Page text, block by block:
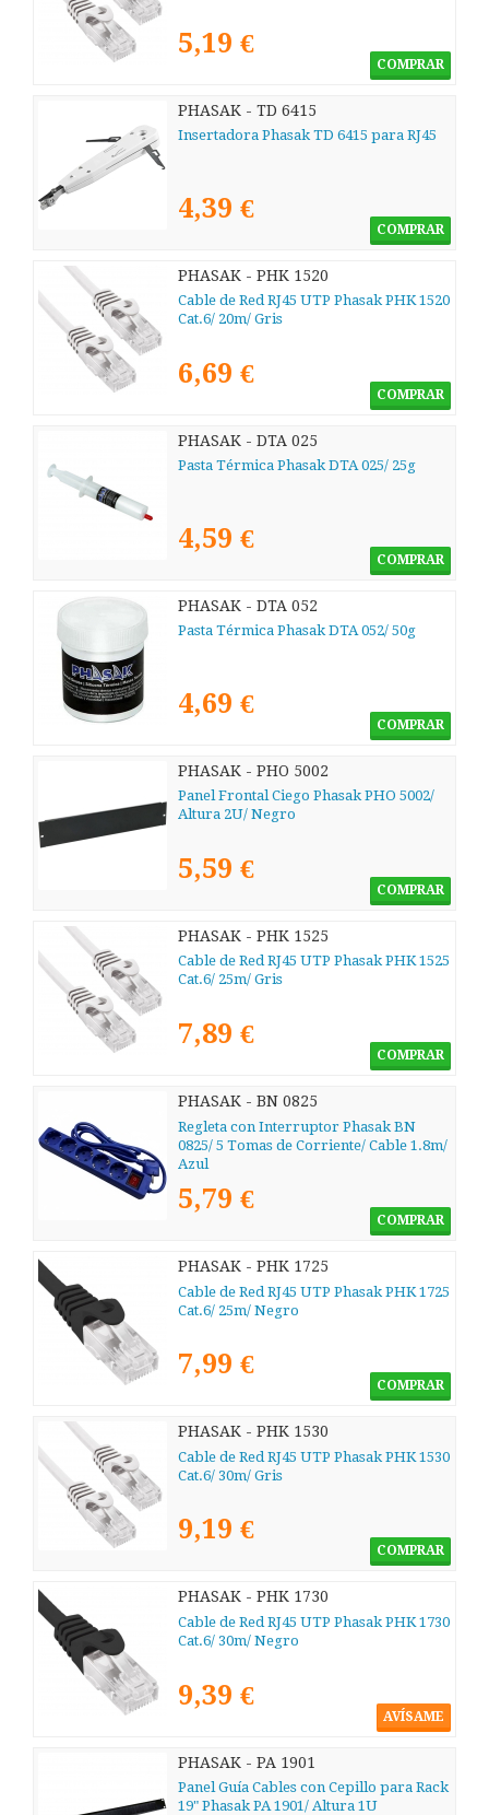
5,19 €
COMPRAR
PHASAK - TD 6415
Insertadora Phasak TD 6415 para RJ45
4,39 €
COMPRAR
PHASAK - PHK 1520
Cable de Red RJ45 UTP Phasak PHK 1520
Cat.6/ 20m/ Gris
6,69 €
COMPRAR
PHASAK - DTA 025
Pasta Térmica Phasak DTA 025/ 25g
4,59 €
COMPRAR
PHASAK - DTA 052
Pasta Térmica Phasak DTA 052/ 50g
4,69 €
COMPRAR
PHASAK - PHO 5002
Panel Frontal Ciego Phasak PHO 5002/
Altura 2U/ Negro
5,59 €
COMPRAR
PHASAK - PHK 1525
Cable de Red RJ45 UTP Phasak PHK 1525
Cat.6/ 25m/ Gris
7,89 €
COMPRAR
PHASAK - BN 0825
Regleta con Interruptor Phasak BN
0825/ 5 Tomas de Corriente/ Cable 1.8m/
Azul
5,79 €
COMPRAR
PHASAK - PHK 1725
Cable de Red RJ45 UTP Phasak PHK 1725
Cat.6/ 25m/ Negro
7,99 €
COMPRAR
PHASAK - PHK 1530
Cable de Red RJ45 UTP Phasak PHK 1530
Cat.6/ 30m/ Gris
9,19 €
COMPRAR
PHASAK - PHK 1730
Cable de Red RJ45 UTP Phasak PHK 1730
Cat.6/ 30m/ Negro
9,39 €
AVÍSAME
PHASAK - PA 1901
Panel Guía Cables con Cepillo para Rack
19" Phasak PA 1901/ Altura 1U